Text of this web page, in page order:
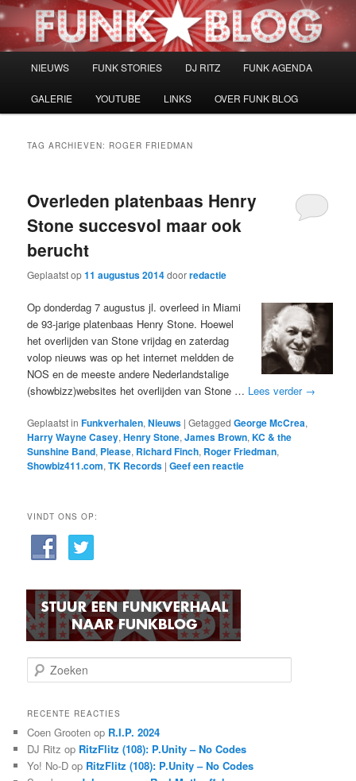
Spring
naar
Spring
naar
NIEUWS FUNK STORIES DJ RITZ FUNK AGENDA
GALERIE YOUTUBE LINKS OVER FUNK BLOG
TAG ARCHIEVEN: ROGER FRIEDMAN
Overleden platenbaas Henry
Stone succesvol maar ook
berucht
Geplaatst op11 augustus 2014doorredactie
Op donderdag 7 augustus jl. overleed in Miami
de 93-jarige platenbaas Henry Stone. Hoewel
het overlijden van Stone vrijdag en zaterdag
volop nieuws was op het internet meldden de
NOS en de meeste andere Nederlandstalige
(showbizz)websites het overlijden van Stone … Lees verder →
Geplaatst in Funkverhalen,Nieuws |Getagged George McCrea,
Harry Wayne Casey,Henry Stone,James Brown,KC & the
Sunshine Band, Please, Richard Finch, Roger Friedman,
Showbiz411.com,TK Records |Geef een reactie
VINDT ONS OP:
o
k
n
RECENTE REACTIES
Coen Grooten op R.I.P. 2024
DJ Ritz op RitzFlitz (108): P.Unity – No Codes
Yo! No-D op RitzFlitz (108): P.Unity – No Codes